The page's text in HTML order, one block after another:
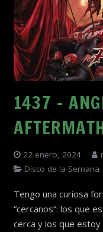
1437 –
22 enero, 2024
Disco de la Semana
Tengo una curiosa
“cercanos”: los que
cerca y los que